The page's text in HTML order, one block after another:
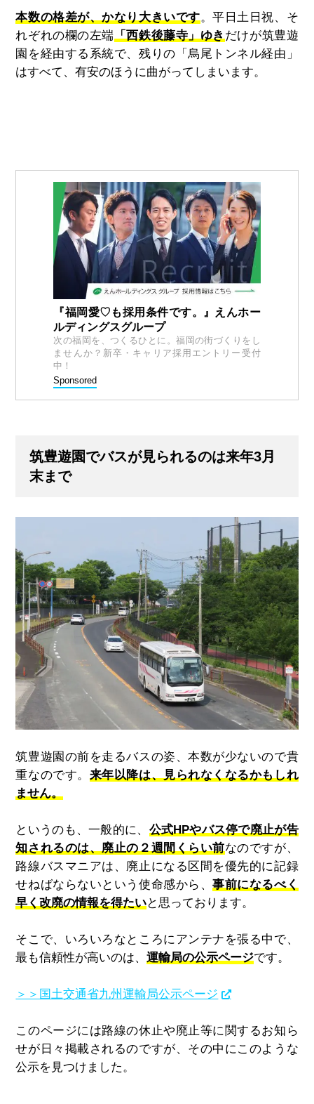
本数の格差が、かなり大きいです。平日土日祝、そ
れぞれの欄の左端「西鉄後藤寺」ゆきだけが筑豊遊
園を経由する系統で、残りの「烏尾トンネル経由」
はすべて、有安のほうに曲がってしまいます。
『福岡愛♡も採用条件です。』えんホー
ルディングスグループ
次の福岡を、つくるひとに。福岡の街づくりをし
ませんか？新卒・キャリア採用エントリー受付
中！
Sponsored
筑豊遊園でバスが見られるのは来年3月
末まで
筑豊遊園の前を走るバスの姿、本数が少ないので貴
重なのです。 来年以降は、見られなくなるかもしれ
ません。
というのも、一般的に、 公式HPやバス停で廃止が告
知されるのは、廃止の２週間くらい前なのですが、
路線バスマニアは、廃止になる区間を優先的に記録
せねばならないという使命感から、事前になるべく
早く改廃の情報を得たいと思っております。
そこで、いろいろなところにアンテナを張る中で、
最も信頼性が高いのは、運輸局の公示ページです。
＞＞国土交通省九州運輸局公示ページ
このページには路線の休止や廃止等に関するお知ら
せが日々掲載されるのですが、その中にこのような
公示を見つけました。